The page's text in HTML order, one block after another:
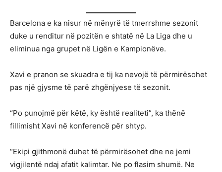
Barcelona e ka nisur në mënyrë të tmerrshme sezonit
duke u renditur në pozitën e shtatë në La Liga dhe u
eliminua nga grupet në Ligën e Kampionëve.
Xavi e pranon se skuadra e tij ka nevojë të përmirësohet
pas një gjysme të parë zhgënjyese të sezonit.
“Po punojmë për këtë, ky është realiteti”, ka thënë
fillimisht Xavi në konferencë për shtyp.
“Ekipi gjithmonë duhet të përmirësohet dhe ne jemi
vigjilentë ndaj afatit kalimtar. Ne po flasim shumë. Ne